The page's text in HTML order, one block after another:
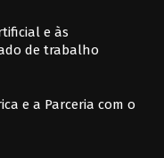
e às
de trabalho
e a Parceria com o